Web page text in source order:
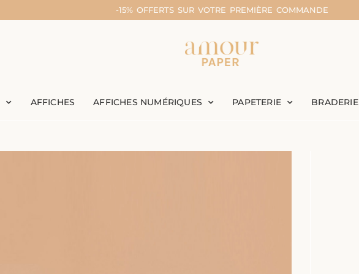
-15% OFFERTS SUR VOTRE PREMIÈRE COMMANDE
AFFICHES AFFICHES NUMÉRIQUES PAPETERIE BRADERIE